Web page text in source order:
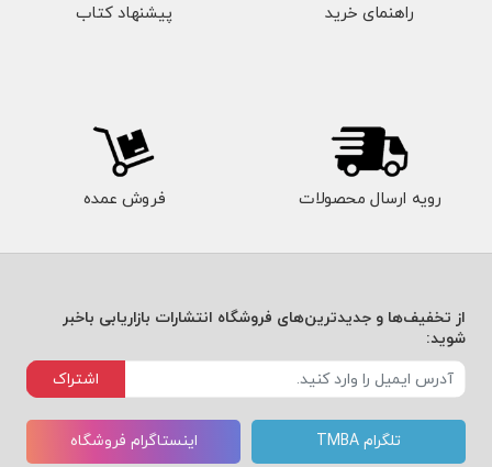
راهنمای خرید پیشنهاد کتاب
رویه ارسال محصولات فروش عمده
از تخفیف‌ها و جدیدترین‌های فروشگاه انتشارات بازاریابی باخبر
شوید:
اشتراک
تلگرام TMBA اینستاگرام فروشگاه